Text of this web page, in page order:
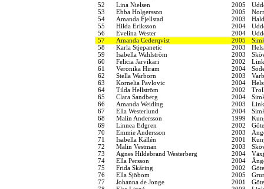
52
Lina Nielsen 2005
53
Ebba Holgersson 2005
54
Amanda Fjellstad 2003
55
Hilda Eriksson 2004
56
Evelina Wester 2004
57
Amanda Cederqvist 2005
58
Karla Stjepanetic 2003
59
Isabella Wahlström 2003
60
Felicia Järvikari 2002
61
Veronika Hiram 2004
62
Stella Warborn 2003
63
Kornelia Pavlovic 2004
64
Tilda Hellström 2002
65
Clara Sandberg 2004
66
Amanda Weiding 2003
67
Ella Westerlund 2004
68
Malin Andersson 1999
69
Linnea Edgren 2002
70
Emmie Andersson 2003
71
Isabella Källén 2001
72
Malin Vestman 2003
73
Agnes Hildebrand Westerberg 2004
74
Ella Persson 2004
75
Frida Skåring 2002
76
Ella Sjöbom 2005
77
Johanna de Jonge 2001